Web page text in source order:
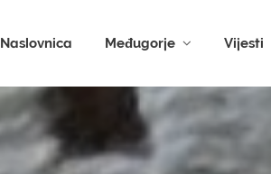
Naslovnica Međugorje Vijesti